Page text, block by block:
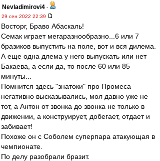
Nevladimirovi4 -
29 сен 2022 22:39
Восторг, Браво Абаскаль!
Семак играет мегаразнообразно...6 или 7
бразиков выпустить на поле, вот и вся дилема.
А еще одна длема у него выпускать или нет
Бакаева, а если да, то после 60 или 85
минуты...
Помнится здесь "знатоки" про Промеса
негативно высказывались, мол давно уже не
тот, а Антон от звонка до звонка не только в
движении, а конструирует, добегает, отдает и
забивает!
Похоже он с Соболем суперпара атакующая в
чемпионате.
По делу разобрали бразит.